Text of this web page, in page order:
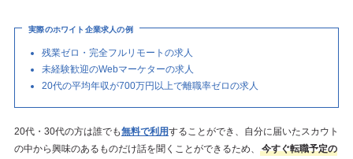
実際のホワイト企業求人の例
残業ゼロ・完全フルリモートの求人
未経験歓迎のWebマーケターの求人
20代の平均年収が700万円以上で離職率ゼロの求人
20代・30代の方は誰でも無料で利用することができ、自分に届いたスカウト
の中から興味のあるものだけ話を聞くことができるため、
今すぐ転職予定の